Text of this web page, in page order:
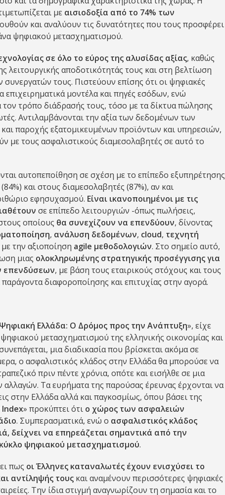
με αισιοδοξία από το 74% των
και αναλύουν τις δυνατότητες που τους προσφέρει
ψηφιακού μετασχηματισμού.
σε όλο το εύρος της αλυσίδας αξίας, καθώς
λειτουργικής αποδοτικότητάς τους και στη βελτίωση
τους. Πιστεύουν επίσης ότι οι ψηφιακές
επιχειρηματικά μοντέλα και πηγές εσόδων, ενώ
τρόπο διάδρασής τους, τόσο με τα δίκτυα πώλησης
Αντιλαμβάνονται την αξία των δεδομένων των
παροχής εξατομικευμένων προϊόντων και υπηρεσιών,
με τους ασφαλιστικούς διαμεσολαβητές σε αυτό το
αυτοπεποίθηση σε σχέση με το επίπεδο εξυπηρέτησης
και στους διαμεσολαβητές (87%), αν και
εφησυχασμού. Είναι ικανοποιημένοι με τις
σε επίπεδο λειτουργιών -όπως πωλήσεις,
οποίους θα συνεχίζουν να επενδύουν, δίνοντας
, ανάλυση δεδομένων, cloud, τεχνητή
την αξιοποίηση agile μεθοδολογιών. Στο σημείο αυτό,
μιας ολοκληρωμένης στρατηγικής προσέγγισης για
επενδύσεων, με βάση τους εταιρικούς στόχους και τους
διαφοροποίησης και επιτυχίας στην αγορά.
Ψηφιακή Ελλάδα: Ο Δρόμος προς την Ανάπτυξη», είχε
μετασχηματισμού της ελληνικής οικονομίας και
μια διαδικασία που βρίσκεται ακόμα σε
ο ασφαλιστικός κλάδος στην Ελλάδα θα μπορούσε να
πριν πέντε χρόνια, οπότε και εισήλθε σε μια
Τα ευρήματα της παρούσας έρευνας έρχονται να
στην Ελλάδα αλλά και παγκοσμίως, όπου βάσει της
Index» προκύπτει ότι ο χώρος των ασφαλειών
. Συμπερασματικά, ενώ ο ασφαλιστικός κλάδος
δείχνει να επηρεάζεται σημαντικά από την
ψηφιακού μετασχηματισμού.
πως οι Έλληνες καταναλωτές έχουν ενισχύσει το
αντίληψής τους και αναμένουν περισσότερες ψηφιακές
Την ίδια στιγμή αναγνωρίζουν τη σημασία και το